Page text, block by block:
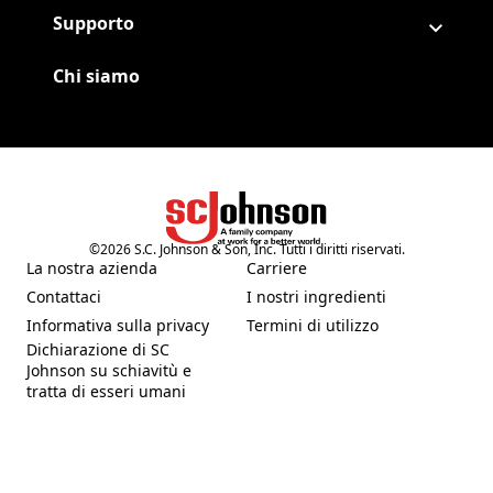
Supporto
Chi siamo
(Opens in a new tab)
©2026S.C. Johnson & Son, Inc. Tutti i diritti riservati.
La nostra azienda
(Opens in a new tab)
Contattaci
(Opens in a new tab)
Informativa sulla privacy
(Opens in a new tab)
Dichiarazione di SC
Johnson su schiavitù e
tratta di esseri umani
(Opens in a new tab)
Carriere
(Opens in a new tab)
I nostri ingredienti
(Opens in a new tab)
Termini di utilizzo
(Opens in a new tab)